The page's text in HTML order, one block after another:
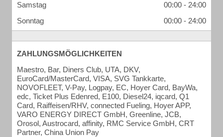
Samstag
00:00 - 24:00
Sonntag
00:00 - 24:00
ZAHLUNGSMÖGLICHKEITEN
Maestro, Bar, Diners Club, UTA, DKV,
EuroCard/MasterCard, VISA, SVG Tankkarte,
NOVOFLEET, V-Pay, Logpay, EC, Hoyer Card, BayWa,
edc, Ticket Plus Edenred, E100, Diesel24, iqcard, Q1
Card, Raiffeisen/RHV, connected Fueling, Hoyer APP,
VARO ENERGY DIRECT GmbH, Greenline, JCB,
Orosol, Austrocard, affinity, RMC Service GmbH, CRT
Partner, China Union Pay